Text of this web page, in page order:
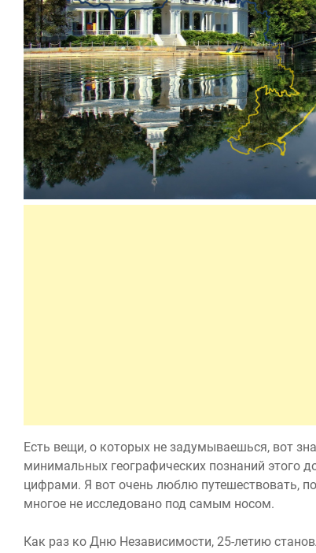
Есть вещи, о которых не задумываешься, вот
минимальных географических познаний этого
цифрами. Я вот очень люблю путешествовать,
многое не исследовано под самым носом.
Как раз ко Дню Независимости, 25-летию